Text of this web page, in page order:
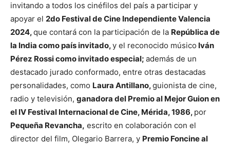
invitando a todos los cinéfilos del país a participar y
apoyar el 2do Festival de Cine Independiente Valencia
2024,que contará con la participación de la República de
la India como país invitado,y el reconocido músico Iván
Pérez Rossi como invitado especial; además de un
destacado jurado conformado, entre otras destacadas
personalidades, como Laura Antillano,guionista de cine,
radio y televisión, ganadora del Premio al Mejor Guion en
el IV Festival Internacional de Cine, Mérida, 1986, por
Pequeña Revancha, escrito en colaboración con el
director del film, Olegario Barrera, y Premio Foncine al